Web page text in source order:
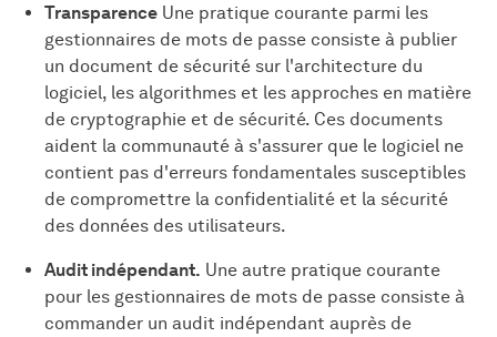
Transparence Une pratique courante parmi les
gestionnaires de mots de passe consiste à publier
un document de sécurité sur l'architecture du
logiciel, les algorithmes et les approches en matière
de cryptographie et de sécurité. Ces documents
aident la communauté à s'assurer que le logiciel ne
contient pas d'erreurs fondamentales susceptibles
de compromettre la confidentialité et la sécurité
des données des utilisateurs.
Audit indépendant. Une autre pratique courante
pour les gestionnaires de mots de passe consiste à
commander un audit indépendant auprès de